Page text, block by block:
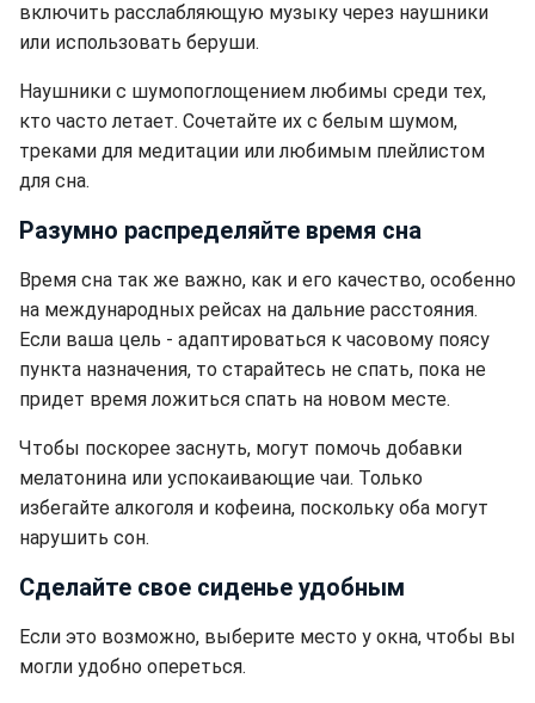
включить расслабляющую музыку через наушники
или использовать беруши.
Наушники с шумопоглощением любимы среди тех,
кто часто летает. Сочетайте их с белым шумом,
треками для медитации или любимым плейлистом
для сна.
Разумно распределяйте время сна
Время сна так же важно, как и его качество, особенно
на международных рейсах на дальние расстояния.
Если ваша цель - адаптироваться к часовому поясу
пункта назначения, то старайтесь не спать, пока не
придет время ложиться спать на новом месте.
Чтобы поскорее заснуть, могут помочь добавки
мелатонина или успокаивающие чаи. Только
избегайте алкоголя и кофеина, поскольку оба могут
нарушить сон.
Сделайте свое сиденье удобным
Если это возможно, выберите место у окна, чтобы вы
могли удобно опереться.